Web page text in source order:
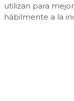
utilizan para
hábilmente a la